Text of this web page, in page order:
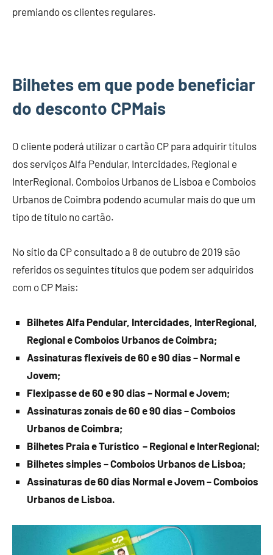
premiando os clientes regulares.
Bilhetes em que pode beneficiar
do desconto CPMais
O cliente poderá utilizar o cartão CP para adquirir títulos
dos serviços Alfa Pendular, Intercidades, Regional e
InterRegional, Comboios Urbanos de Lisboa e Comboios
Urbanos de Coimbra podendo acumular mais do que um
tipo de título no cartão.
No sítio da CP consultado a 8 de outubro de 2019 são
referidos os seguintes títulos que podem ser adquiridos
com o CP Mais:
Bilhetes Alfa Pendular, Intercidades, InterRegional,
Regional e Comboios Urbanos de Coimbra;
Assinaturas flexíveis de 60 e 90 dias – Normal e
Jovem;
Flexipasse de 60 e 90 dias – Normal e Jovem;
Assinaturas zonais de 60 e 90 dias – Comboios
Urbanos de Coimbra;
Bilhetes Praia e Turístico – Regional e InterRegional;
Bilhetes simples – Comboios Urbanos de Lisboa;
Assinaturas de 60 dias Normal e Jovem – Comboios
Urbanos de Lisboa.